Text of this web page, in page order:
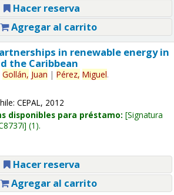
Hacer reserva
Agregar al carrito
in renewable energy in
the Caribbean
Gollán, Juan | Pérez, Miguel.
CEPAL, 2012
disponibles para préstamo: Signatura
(1).
Hacer reserva
Agregar al carrito